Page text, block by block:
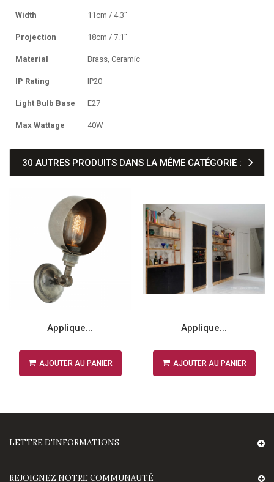
Width 11cm / 4.3''
Projection 18cm / 7.1''
Material Brass, Ceramic
IP Rating IP20
Light Bulb Base E27
Max Wattage 40W
30 AUTRES PRODUITS DANS LA MÊME CATÉGORIE :
Applique...
AJOUTER AU PANIER
Applique...
AJOUTER AU PANIER
LETTRE D'INFORMATIONS
REJOIGNEZ NOTRE COMMUNAUTÉ